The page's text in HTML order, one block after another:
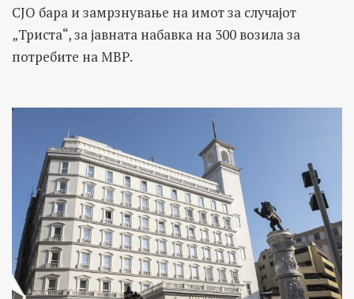
СЈО бара и замрзнување на имот за случајот
„Триста“, за јавната набавка на 300 возила за
потребите на МВР.